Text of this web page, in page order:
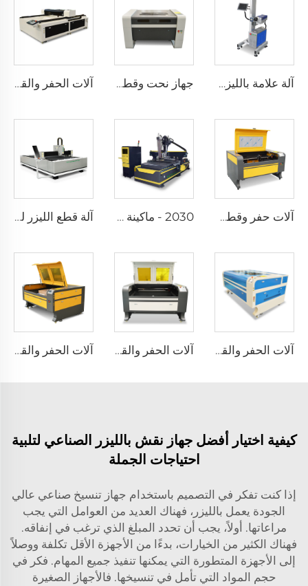
آلة علامة بالليزر الطائرة جهاز نحت وقطع بالليزر 9060 آلات الحفر والقطع بالليزر 1325
آلات حفر وقطع بالليزر 1080 2030 - ماكينة توجيه CNC مع نظام تغيير الأدوات التلقائي (نوع خطي) آلة قطع الليزر للألياف 1530
آلات الحفر والقطع بالليزر 1610 آلات الحفر والقطع بالليزر 1390 آلات الحفر والقطع بالليزر 1310
كيفية اختيار أفضل جهاز نقش بالليزر الصناعي لتلبية
احتياجات الجملة
إذا كنت تفكر في التصميم باستخدام جهاز تنسيخ صناعي عالي
الجودة يعمل بالليزر، فهناك العديد من العوامل التي يجب
مراعاتها. أولاً، يجب أن تحدد المبلغ الذي ترغب في إنفاقه.
فهناك الكثير من الخيارات، بدءًا من الأجهزة الأقل تكلفة ووصلاً
إلى الأجهزة المتطورة التي يمكنها تنفيذ جميع المهام. فكر في
حجم المواد التي تأمل في تنسيخها. فالأجهاز الصغيرة